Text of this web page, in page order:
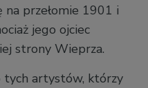
na przełomie 1901 i
jego ojciec
strony Wieprza.
tych artystów, którzy